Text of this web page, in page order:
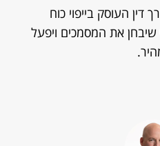
העוסק בייפוי כוח
שיבחן את המסמכים ויפעל